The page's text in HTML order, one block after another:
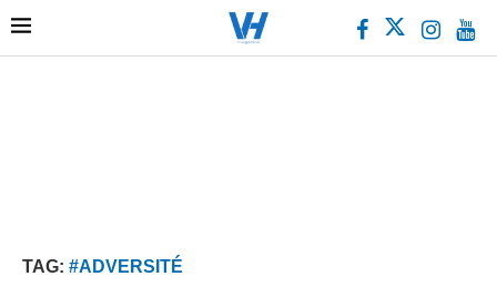
TAG: #ADVERSITÉ